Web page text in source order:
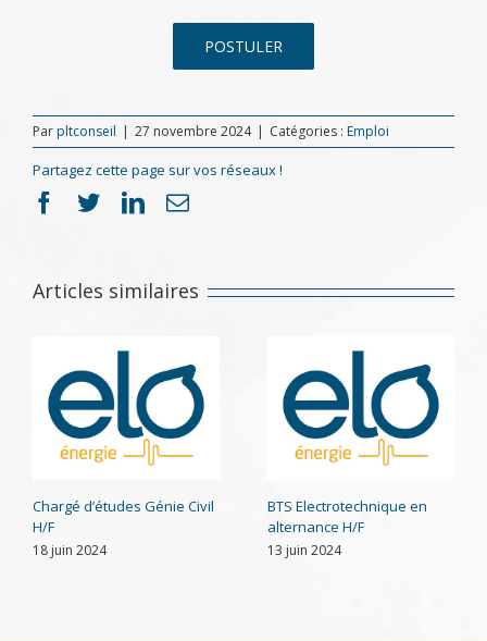
POSTULER
Parpltconseil | 27 novembre 2024 | Catégories : Emploi
Partagez cette page sur vos réseaux !
Facebook
TwitterLinkedIn
Email
Articles similaires
Chargé d’études Génie Civil
H/F
18 juin 2024
BTS Electrotechnique en
alternance H/F
13 juin 2024